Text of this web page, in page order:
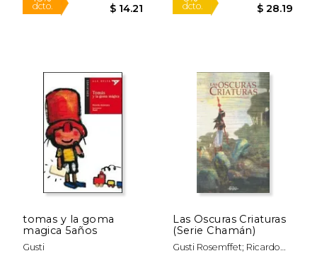
6%
dcto.
40%
dcto. $
tomas y la goma
magica 5años
Gusti
Las Oscuras Criaturas
(Serie Chamán)
Gusti Rosemffet; Ricardo